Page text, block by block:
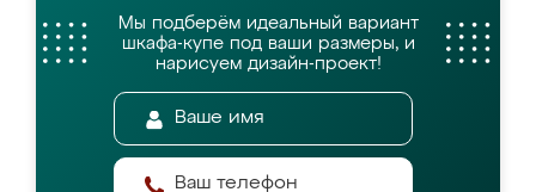
Мы подберём идеальный вариант
шкафа-купе под ваши размеры, и
нарисуем дизайн-проект!